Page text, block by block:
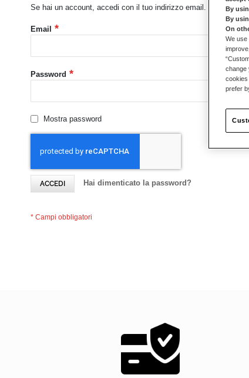
Se hai un account, accedi con il tuo indirizzo email.
Email
Password
Mostra password
ACCEDI Hai dimenticato la password?
By
By
On
We use
change
cookies
prefer